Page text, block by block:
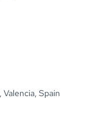
Spain